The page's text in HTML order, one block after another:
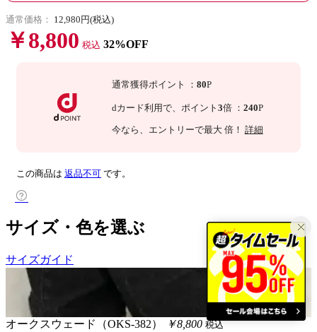
通常価格： 12,980円(税込)
￥8,800 税込 32%OFF
通常獲得ポイント ： 80P
dカード利用で、 ポイント 3倍 ： 240P
今なら 、エントリーで最大 倍！ 詳細
この商品は 返品不可 です。
サイズ・色を選ぶ
サイズガイド
オークスウェード（OKS-382） ￥8,800 税込